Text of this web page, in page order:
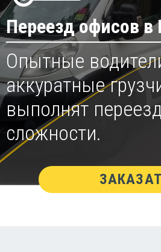
Переезд офисов в
Опытные
аккуратные
выполнят
сложности.